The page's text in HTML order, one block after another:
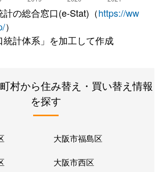
の総合窓口(e-Stat)（https://ww
）
統計体系」を加工して作成
村から住み替え・買い替え情報
を探す
大阪市福島区
大阪市西区